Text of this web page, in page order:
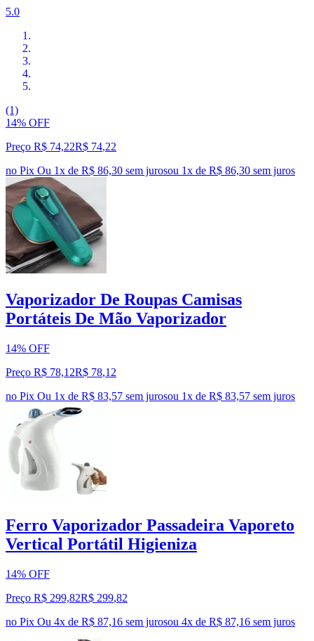
5.0
(1)
14% OFF
Preço R$ 74,22R$ 74,22
no Pix Ou 1x de R$ 86,30 sem jurosou 1x de R$ 86,30 sem juros
Vaporizador De Roupas Camisas
Portáteis De Mão Vaporizador
14% OFF
Preço R$ 78,12R$ 78,12
no Pix Ou 1x de R$ 83,57 sem jurosou 1x de R$ 83,57 sem juros
Ferro Vaporizador Passadeira Vaporeto
Vertical Portátil Higieniza
14% OFF
Preço R$ 299,82R$ 299,82
no Pix Ou 4x de R$ 87,16 sem jurosou 4x de R$ 87,16 sem juros